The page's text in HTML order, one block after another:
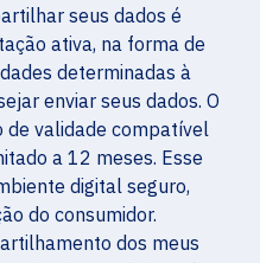
seus dados é
ativa, na forma de
determinadas à
enviar seus dados. O
validade compatível
a 12 meses. Esse
digital seguro,
do consumidor.
dos meus